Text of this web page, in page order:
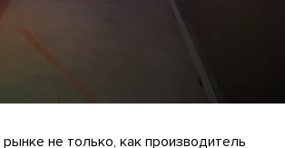
не только, как производитель